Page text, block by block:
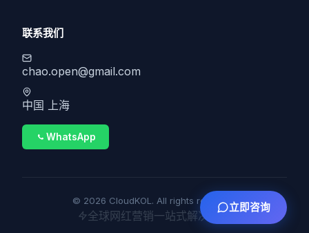
联系我们
chao.open@gmail.com
中国 上海
WhatsApp
© 2026 CloudKOL. All rights reserved.
全球网红营销一站式解决方案
立即咨询